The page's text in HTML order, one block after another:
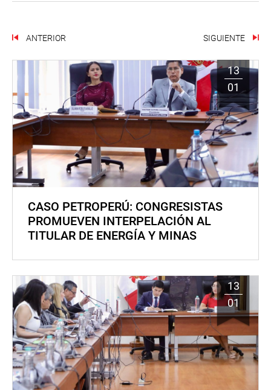
ANTERIOR SIGUIENTE
13
01
CASO PETROPERÚ: CONGRESISTAS
PROMUEVEN INTERPELACIÓN AL
TITULAR DE ENERGÍA Y MINAS
13
01